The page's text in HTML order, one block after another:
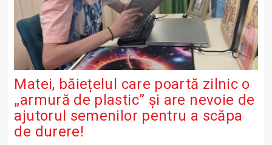
Matei, băiețelul care poartă zilnic o
„armură de plastic” și are nevoie de
ajutorul semenilor pentru a scăpa
de durere!